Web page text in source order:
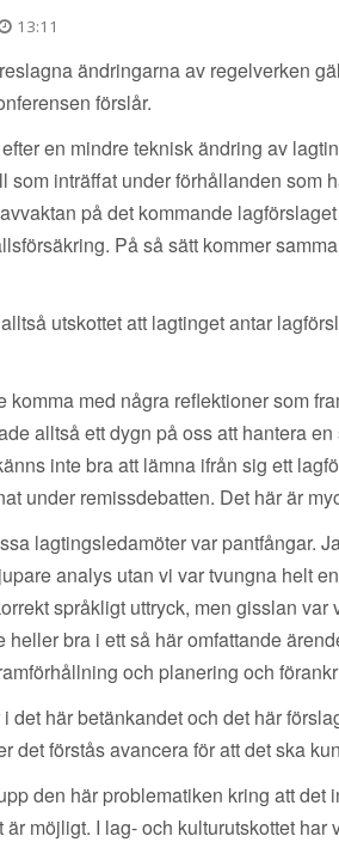
13:11
ändringarna av regelverken
förslår.
en mindre teknisk ändring av
inträffat under förhållanden
på det kommande
På så sätt kommer
utskottet att lagtinget antar
komma med några reflektioner som
alltså ett dygn på oss att hantera
inte bra att lämna ifrån sig ett
under remissdebatten. Det här är
lagtingsledamöter var pantfångar.
analys utan vi var tvungna helt
språkligt uttryck, men gisslan
bra i ett så här omfattande
och planering och
det här betänkandet och det här
det förstås avancera för att det ska
den här problematiken kring att
möjligt. I lag- och kulturutskottet